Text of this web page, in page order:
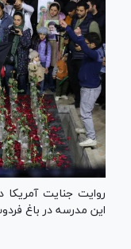
این مدرسه در باغ